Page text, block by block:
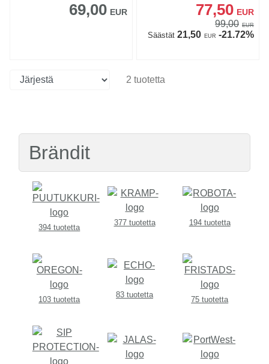
69,00 EUR 77,50 EUR
99,00 EUR
Säästät21,50 EUR -21.72%
2 tuotetta
Brändit
394 tuotetta
377 tuotetta 194 tuotetta
103 tuotetta
83 tuotetta
75 tuotetta